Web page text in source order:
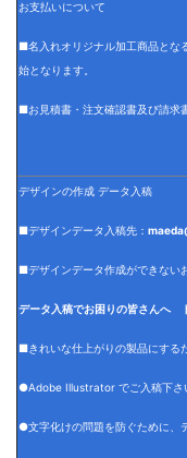
お支払いについて
■名入れオリジナル加工商品とな
始となります。
■お見積書・注文確認書及び請求
デザインの作成 データ入稿
■デザインデータ入稿先：
■デザインデータ作成ができない
データ入稿でお困りの皆さんへ
■きれいな仕上がりの製品にする
●Adobe Illustrator でご入稿下さ
●文字化けの問題を防ぐために、